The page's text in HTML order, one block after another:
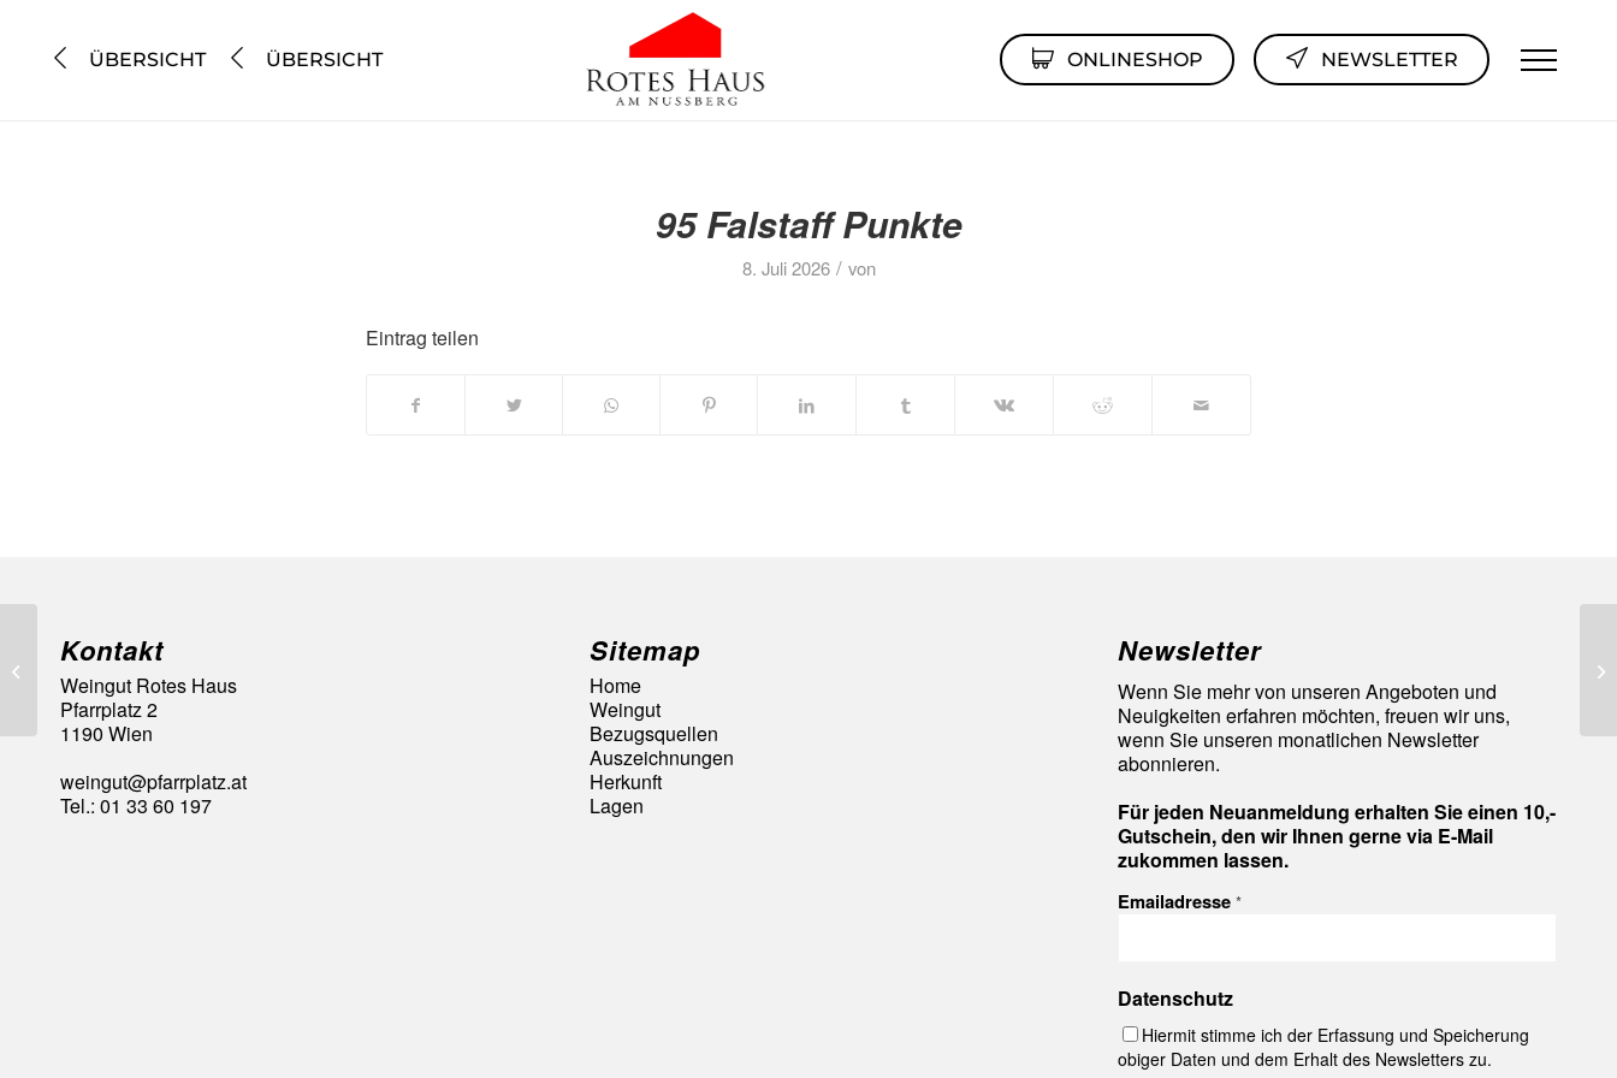
ÜBERSICHT ÜBERSICHT ONLINESHOP NEWSLETTER
95 Falstaff Punkte
8. Juli 2026 / von
Eintrag teilen
Kontakt
Weingut Rotes Haus
Pfarrplatz 2
1190 Wien
weingut@pfarrplatz.at
Tel.: 01 33 60 197
Sitemap
Home
Weingut
Bezugsquellen
Auszeichnungen
Herkunft
Lagen
Newsletter
Wenn Sie mehr von unseren Angeboten und
Neuigkeiten erfahren möchten, freuen wir uns,
wenn Sie unseren monatlichen Newsletter
abonnieren.
Für jeden Neuanmeldung erhalten Sie einen 10,-
Gutschein, den wir Ihnen gerne via E-Mail
zukommen lassen.
Emailadresse*
Datenschutz
Hiermit stimme ich der Erfassung und Speicherung
obiger Daten und dem Erhalt des Newsletters zu.